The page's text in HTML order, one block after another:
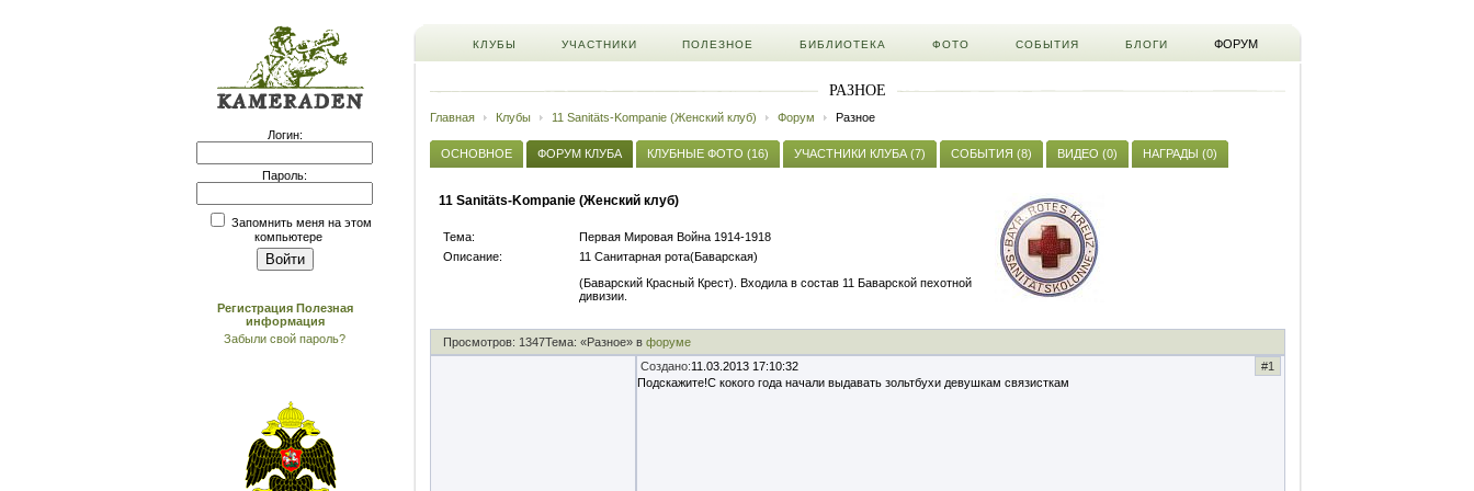
Логин:
Пароль:
Запомнить меня на этом
компьютере
Регистрация Полезная
информация
Забыли свой пароль?
КЛУБЫ УЧАСТНИКИ ПОЛЕЗНОЕ БИБЛИОТЕКА ФОТО СОБЫТИЯ БЛОГИ ФОРУМ
РАЗНОЕ
Главная Клубы 11 Sanitäts-Kompanie (Женский клуб) Форум Разное
ОСНОВНОЕ ФОРУМ КЛУБА КЛУБНЫЕ ФОТО (16) УЧАСТНИКИ КЛУБА (7) СОБЫТИЯ (8) ВИДЕО (0) НАГРАДЫ (0)
11 Sanitäts-Kompanie (Женский клуб)
Тема:
Первая Мировая Война 1914-1918
Описание:
11 Санитарная рота(Баварская)
(Баварский Красный Крест). Входила в состав 11 Баварской пехотной
дивизии.
Просмотров: 1347Тема: «Разное» в форуме
Создано:11.03.2013 17:10:32
#1
Подскажите!С кокого года начали выдавать зольтбухи девушкам связисткам